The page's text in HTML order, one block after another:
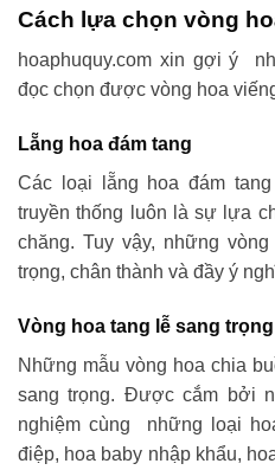
Cách lựa chọn vòng
hoaphuquy.com xin gợi ý
đọc chọn được vòng hoa
Lẵng hoa đám tang
Các loại lẵng hoa đám
truyền thống luôn là sự lựa
chăng. Tuy vậy, những
trọng, chân thành và đầy ý
Vòng hoa tang lễ sang trọng
Những mẫu vòng hoa chia
sang trọng. Được cắm bởi
nghiệm cùng những loại
điệp, hoa baby nhập khẩu,